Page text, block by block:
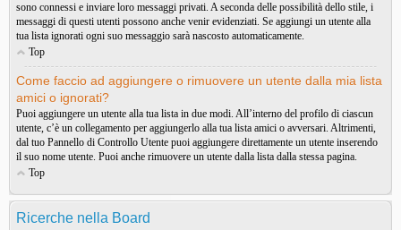
sono connessi e inviare loro messaggi privati. A seconda delle possibilità dello stile, i
messaggi di questi utenti possono anche venir evidenziati. Se aggiungi un utente alla
tua lista ignorati ogni suo messaggio sarà nascosto automaticamente.
Top
Come faccio ad aggiungere o rimuovere un utente dalla mia lista
amici o ignorati?
Puoi aggiungere un utente alla tua lista in due modi. All’interno del profilo di ciascun
utente, c’è un collegamento per aggiungerlo alla tua lista amici o avversari. Altrimenti,
dal tuo Pannello di Controllo Utente puoi aggiungere direttamente un utente inserendo
il suo nome utente. Puoi anche rimuovere un utente dalla lista dalla stessa pagina.
Top
Ricerche nella Board